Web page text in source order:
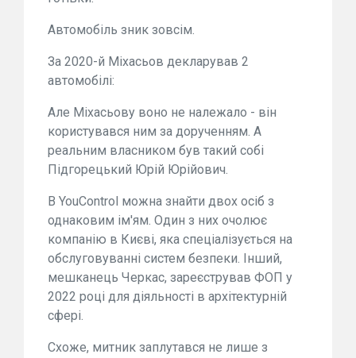
Автомобіль зник зовсім.
За 2020-й Міхасьов декларував 2
автомобілі:
Але Міхасьову воно не належало - він
користувався ним за дорученням. А
реальним власником був такий собі
Підгорецький Юрій Юрійович.
В YouControl можна знайти двох осіб з
однаковим ім'ям. Один з них очолює
компанію в Києві, яка спеціалізується на
обслуговуванні систем безпеки. Інший,
мешканець Черкас, зареєстрував ФОП у
2022 році для діяльності в архітектурній
сфері.
Схоже, митник заплутався не лише з